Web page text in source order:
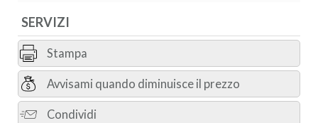
SERVIZI
Stampa
Avvisami quando diminuisce il prezzo
Condividi